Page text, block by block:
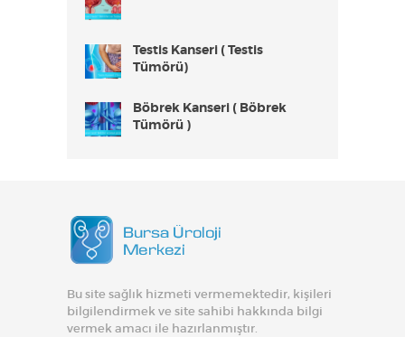
Testis Kanseri ( Testis
Tümörü)
Böbrek Kanseri ( Böbrek
Tümörü )
Bu site sağlık hizmeti vermemektedir, kişileri
bilgilendirmek ve site sahibi hakkında bilgi
vermek amacı ile hazırlanmıştır.